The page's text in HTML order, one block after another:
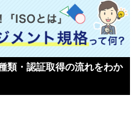
類・認証取得の流れをわか